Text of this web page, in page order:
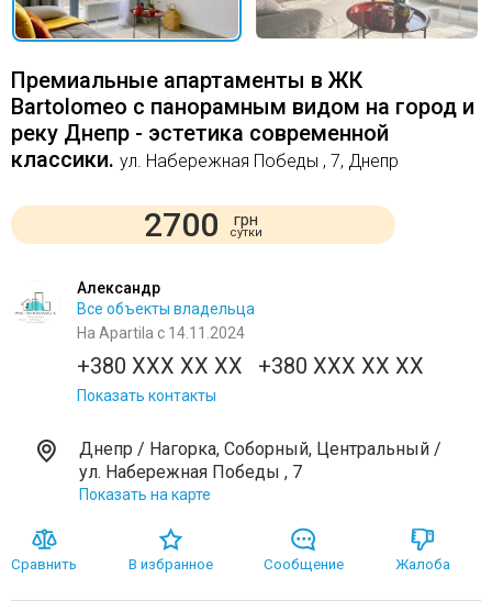
Премиальные апартаменты в ЖК
Bartolomeo с панорамным видом на город и
реку Днепр - эстетика современной
классики. ул. Набережная Победы , 7, Днепр
2700 грн
сутки
Александр
Все объекты владельца
На Apartila с 14.11.2024
+380 XXX XX XX +380 XXX XX XX
Показать контакты
Днепр / Нагорка, Соборный, Центральный /
ул. Набережная Победы , 7
Показать на карте
Сравнить В избранное Сообщение Жалоба